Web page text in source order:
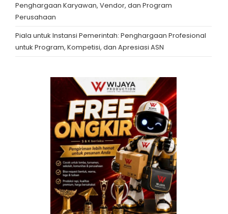
Penghargaan Karyawan, Vendor, dan Program
Perusahaan
Piala untuk Instansi Pemerintah: Penghargaan Profesional
untuk Program, Kompetisi, dan Apresiasi ASN